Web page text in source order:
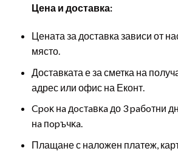
Цена и доставка:
Цената за доставка зависи от
място.
Доставката е за сметка на
адрес или офис на Еконт.
Cpoĸ нa дocтaвĸa до 3 paбoтни
нa пopъчĸa.
Плащане с наложен платеж,